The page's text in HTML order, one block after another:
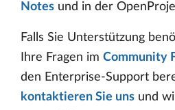
Notes und in der
Falls Sie Unterstützung
Ihre Fragen im Community
den Enterprise-Support
kontaktieren Sie uns und